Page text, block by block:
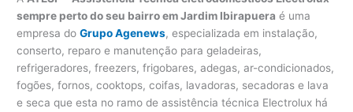
sempre perto do seu bairro em Jardim Ibirapuera é uma
empresa doGrupo Agenews, especializada em instalação,
conserto, reparo e manutenção para geladeiras,
refrigeradores, freezers, frigobares, adegas, ar-condicionados,
fogões, fornos, cooktops, coifas, lavadoras, secadoras e lava
e seca que esta no ramo de assistência técnica Electrolux há